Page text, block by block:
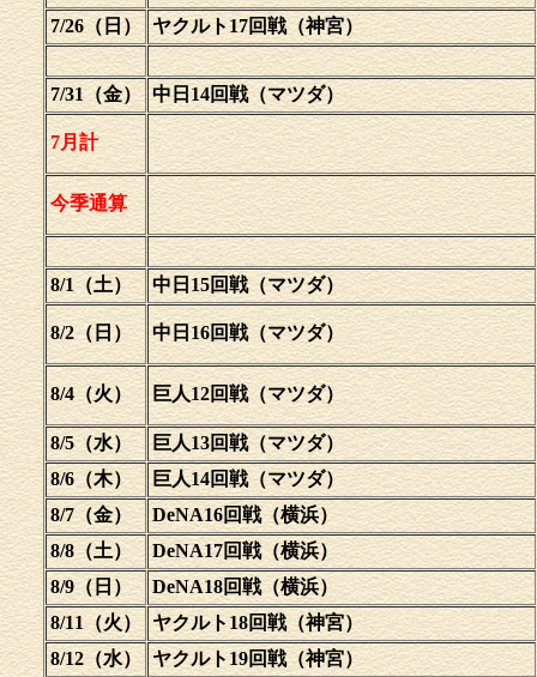
7/26（日） ヤクルト17回戦（神宮）
7/31（金） 中日14回戦（マツダ）
7月計
今季通算
8/1（土） 中日15回戦（マツダ）
8/2（日） 中日16回戦（マツダ）
8/4（火） 巨人12回戦（マツダ）
8/5（水）
巨人13回戦（マツダ）
8/6（木）
巨人14回戦（マツダ）
8/7（金）
DeNA16回戦（横浜）
8/8（土）
DeNA17回戦（横浜）
8/9（日）
DeNA18回戦（横浜）
8/11（火） ヤクルト18回戦（神宮）
8/12（水） ヤクルト19回戦（神宮）